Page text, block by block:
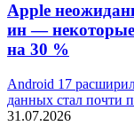
Apple
ин — некоторые
на 30 %
Android 17
данных стал почти
31.07.2026